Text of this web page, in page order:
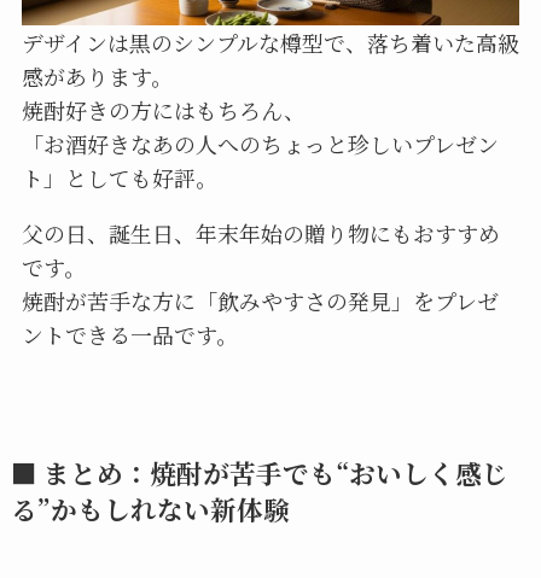
デザインは黒のシンプルな樽型で、落ち着いた高級
感があります。
焼酎好きの方にはもちろん、
「お酒好きなあの人へのちょっと珍しいプレゼン
ト」としても好評。
父の日、誕生日、年末年始の贈り物にもおすすめ
です。
焼酎が苦手な方に「飲みやすさの発見」をプレゼ
ントできる一品です。
■ まとめ：焼酎が苦手でも“おいしく感じ
る”かもしれない新体験